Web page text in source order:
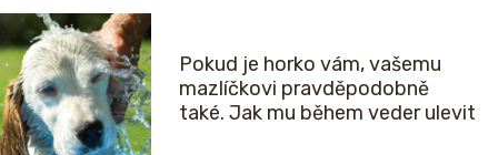
Pokud je horko vám, vašemu
mazlíčkovi pravděpodobně
také. Jak mu během veder ulevit